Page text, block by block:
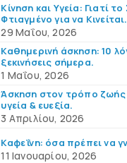
Κίνηση και Υγεία: Γιατί
Φτιαγμένο για να Κινείται.
29 Μαΐου, 2026
Καθημερινή άσκηση: 10
ξεκινήσεις σήμερα.
1 Μαΐου, 2026
Άσκηση στον τρόπο ζωής
υγεία & ευεξία.
3 Απριλίου, 2026
Καφεΐνη: όσα πρέπει να
11 Ιανουαρίου, 2026